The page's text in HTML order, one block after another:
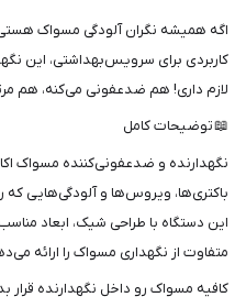
شکیبایی
شما
عزیزان
🌹
"دریافت
کدرهگیری
اگه همیشه نگران آلودگی مسواک
لازم داری! هم ضدعفونی می‌کنه، هم
📖 توضیحات کامل
باکتری‌ها، ویروس‌ها و آلودگی‌هایی
این دستگاه با طراحی شیک، ابعاد مناسب
متفاوت از نگهداری مسواک را ارائه